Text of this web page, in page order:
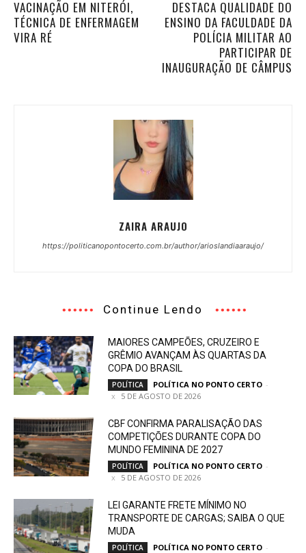
VACINAÇÃO EM NITERÓI,
TÉCNICA DE ENFERMAGEM
VIRA RÉ
DESTACA QUALIDADE DO
ENSINO DA FACULDADE DA
POLÍCIA MILITAR AO
PARTICIPAR DE
INAUGURAÇÃO DE CÂMPUS
ZAIRA ARAUJO
https://politicanopontocerto.com.br/author/arioslandiaaraujo/
Continue Lendo
MAIORES CAMPEÕES, CRUZEIRO E
GRÊMIO AVANÇAM ÀS QUARTAS DA
COPA DO BRASIL
POLÍTICA POLÍTICA NO PONTO CERTO -
5 DE AGOSTO DE 2026
CBF CONFIRMA PARALISAÇÃO DAS
COMPETIÇÕES DURANTE COPA DO
MUNDO FEMININA DE 2027
POLÍTICA POLÍTICA NO PONTO CERTO -
5 DE AGOSTO DE 2026
LEI GARANTE FRETE MÍNIMO NO
TRANSPORTE DE CARGAS; SAIBA O QUE
MUDA
POLÍTICA POLÍTICA NO PONTO CERTO -